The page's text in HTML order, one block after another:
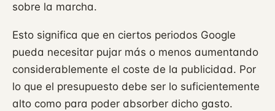
sobre la marcha.
Esto significa que en ciertos periodos Google
pueda necesitar pujar más o menos aumentando
considerablemente el coste de la publicidad. Por
lo que el presupuesto debe ser lo suficientemente
alto como para poder absorber dicho gasto.